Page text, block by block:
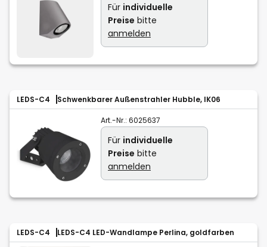
Für individuelle
Preise bitte
anmelden
LEDS-C4 Schwenkbarer Außenstrahler Hubble, IK06
Art.-Nr.: 6025637
Für individuelle
Preise bitte
anmelden
LEDS-C4 LEDS-C4 LED-Wandlampe Perlina, goldfarben